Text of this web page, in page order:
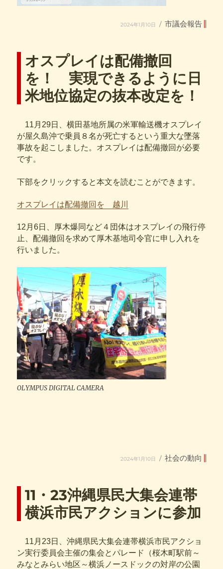
投
稿
2024年1月10日
カ
テ
市議会報告
オスプレイは配備撤回
を！ 実現できるように日
米地位協定の抜本改定を！
11月29日、横田基地所属の米軍輸送機オスプレイ
が屋久島沖で乗員８名が死亡するという重大な墜落
事故を起こしました。オスプレイは配備撤回が必要
です。
下部をクリックすると本文を読むことができます。
オスプレイは配備撤回を 越川
12月6日、厚木爆同など４団体はオスプレイの飛行停
止、配備撤回を求めて厚木基地司令官に申し入れを
行いました。
OLYMPUS DIGITAL CAMERA
投
稿
2024年1月10日
カ
テ
社会の動向
11・23沖縄県民大集会連帯
横浜市民アクションに参加
11月23日、沖縄県民大集会連帯横浜市民アクショ
ン実行委員会主催の集会とパレード（桜木町駅前～
みなとみらい地区～横浜ノースドックの対岸の公園